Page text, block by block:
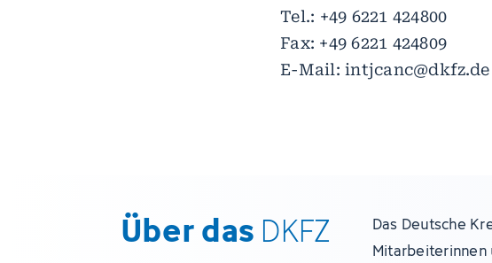
Tel.: +49 6221 424800
Fax: +49 6221 424809
E-Mail: intjcanc@dkfz.de
Über das DKFZ
Das Deutsche